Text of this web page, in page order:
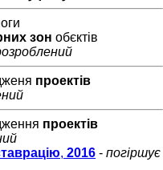
зон обєктів
проектів
проектів
, 2016 - погіршує